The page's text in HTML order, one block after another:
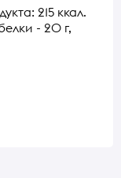
215 ккал.
- 20 г,